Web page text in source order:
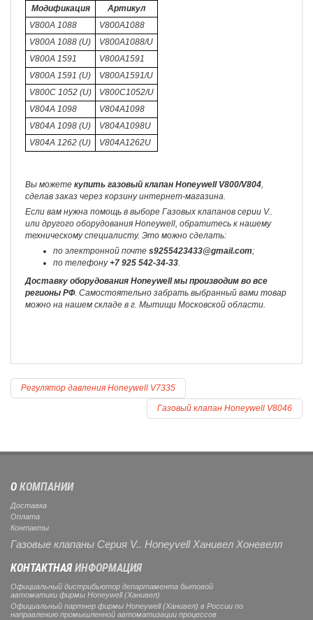
Модификация
Артикул
V800A 1088
V800A1088
V800A 1088 (U)
V800A1088/U
V800A 1591
V800A1591
V800A 1591 (U)
V800A1591/U
V800C 1052 (U)
V800C1052/U
V804A 1098
V804A1098
V804A 1098 (U)
V804A1098U
V804A 1262 (U)
V804A1262U
Вы можете купить газовый клапан Honeywell V800/V804,
сделав заказ через корзину интернет-магазина.
Если вам нужна помощь в выборе Газовых клапанов серии V..
или другого оборудования Honeywell, обратитесь к нашему
техническому специалисту. Это можно сделать:
по электронной почте s9255423433@gmail.com;
по телефону+7 925 542-34-33.
Доставку оборудования Honeywell мы производим во все
регионы РФ. Самостоятельно забрать выбранный вами товар
можно на нашем складе в г. Мытищи Московской области.
Регулятор давления Honeywell V7335
Газовый клапан Honeywell V8046
О КОМПАНИИ
Доставка
Оплата
Контакты
Газовые клапаны Серия V.. Honeyvell Ханивел Хоневелл
КОНТАКТНАЯИНФОРМАЦИЯ
Официальный дистрибьютор департамента бытовой
автоматики фирмы Honeywell (Ханивел)
Официальный партнер фирмы Honeywell (Ханивел) в России по
направлению промышленной автоматизации процессов